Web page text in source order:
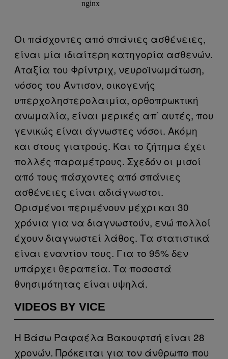
Οι πάσχοντες από σπάνιες ασθένειες,
είναι μία ιδιαίτερη κατηγορία ασθενών.
Αταξία του Φρίντριχ, νευροϊνωμάτωση,
νόσος του Άντισον, οικογενής
υπερχοληστερολαιμία, ορθοπρωκτική
ανωμαλία, είναι μερικές απ’ αυτές, που
γενικώς είναι άγνωστες νόσοι. Ακόμη
και στους γιατρούς. Και το ζήτημα έχει
πολλές παραμέτρους. Σχεδόν οι μισοί
από τους πάσχοντες από σπάνιες
ασθένειες είναι αδιάγνωστοι.
Ορισμένοι περιμένουν μέχρι και 30
χρόνια για να διαγνωστούν, ενώ πολλοί
έχουν διαγνωστεί λάθος. Τα στατιστικά
είναι εναντίον τους. Για το 95% δεν
υπάρχει θεραπεία. Τα ποσοστά
θνησιμότητας είναι υψηλά.
VIDEOS BY VICE
Η Βάσω Ραφαέλα Βακουφτσή είναι 28
χρονών. Πρόκειται για τον άνθρωπο που